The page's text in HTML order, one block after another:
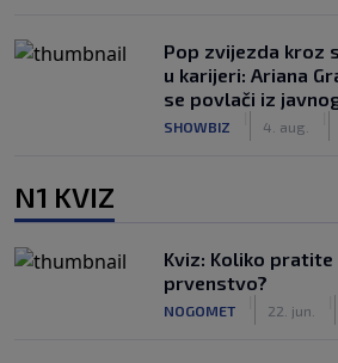
Pop zvijezda kroz
u karijeri: Ariana
se povlači iz
SHOWBIZ 4. aug.
N1 KVIZ
Kviz: Koliko
prvenstvo?
NOGOMET 22. jun.